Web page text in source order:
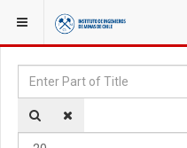
YOU ARE HERE: TAGS
Enter Part of Title